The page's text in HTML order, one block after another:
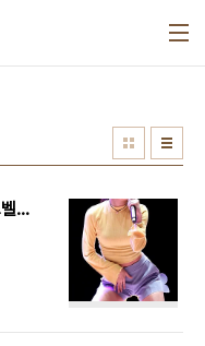
[CAM] 170304 서예종 입학식 - 레드벨벳 by harry